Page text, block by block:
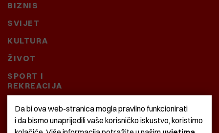
BIZNIS
SVIJET
KULTURA
ŽIVOT
SPORT I
REKREACIJA
CRNA KRONIKA
BAŠTARDINI I PRAVI
Da bi ova web-stranica mogla pravilno funkcionirati
i da bismo unaprijedili vaše korisničko iskustvo, koristimo